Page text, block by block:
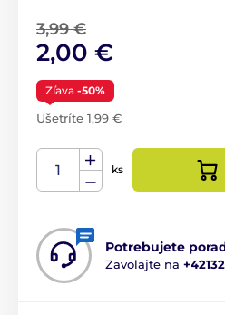
3,99 €
2,00 €
Zľava -50%
Ušetríte 1,99 €
ks
Potrebujete
Zavolajte na